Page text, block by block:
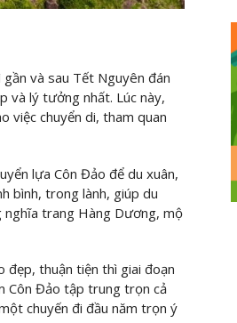
và sau Tết Nguyên đán
và lý tưởng nhất. Lúc này,
việc chuyển di, tham quan
lựa Côn Đảo để du xuân,
bình, trong lành, giúp du
nghĩa trang Hàng Dương, mộ
đẹp, thuận tiện thì giai đoạn
Côn Đảo tập trung trọn cả
chuyến đi đầu năm trọn ý